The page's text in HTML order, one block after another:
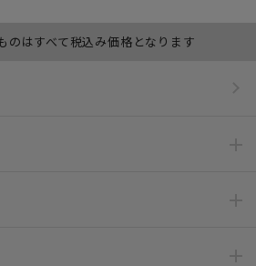
のはすべて税込み価格となります